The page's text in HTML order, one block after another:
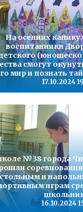
На осенних
воспитанники
смогут
мир и познать
17.10.2024
№38 города
и
играм
16.10.2024